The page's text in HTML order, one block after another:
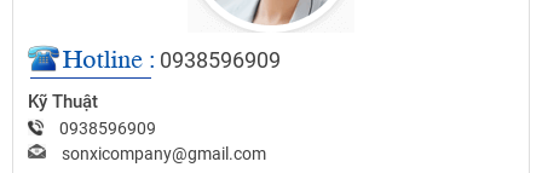
0938596909
Kỹ Thuật
0938596909
sonxicompany@gmail.com